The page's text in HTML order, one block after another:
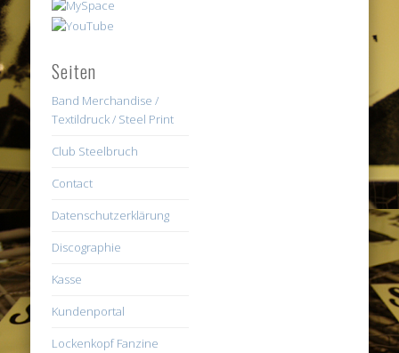
Seiten
Band Merchandise /
Textildruck / Steel Print
Club Steelbruch
Contact
Datenschutzerklärung
Discographie
Kasse
Kundenportal
Lockenkopf Fanzine